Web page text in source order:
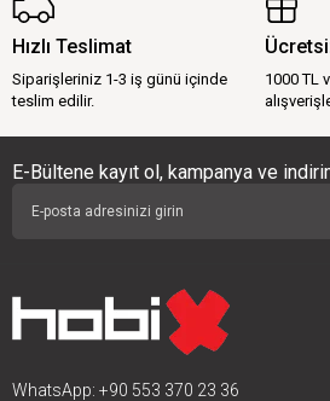
Hızlı Teslimat
Siparişleriniz 1-3 iş günü içinde
teslim edilir.
1000 TL
E-Bültene kayıt ol, kampanya ve
WhatsApp: +90 553 370 23 36